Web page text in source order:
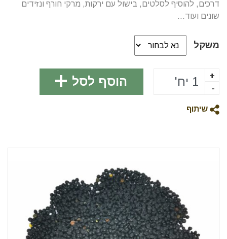
דרכים, להוסיף לסלטים, בישול עם ירקות, מרקי חורף ונזידים
שונים ועוד...
משקל
+
-
הוסף לסל
שיתוף